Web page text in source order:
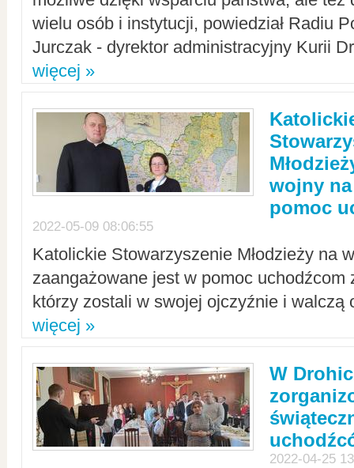
wielu osób i instytucji, powiedział Radiu
Jurczak - dyrektor administracyjny Kurii
więcej »
wojny
pomoc
2022-05-09 08:06:55
Katolickie Stowarzyszenie Młodzieży na
zaangażowane jest w pomoc uchodźcom
którzy zostali w swojej ojczyźnie i walczą
więcej »
W
2022-04-25